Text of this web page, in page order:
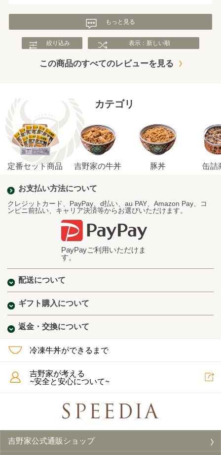
もっと見る
絞り込み 表示：新しい順
この商品のすべてのレビューを見る
カテゴリ
定番セット商品 吉野家の牛丼 豚丼 缶詰
お支払い方法について
クレジットカード、PayPay、d払い、au PAY、Amazon Pay、コ
ンビニ前払い、キャリア決済等からお選びいただけます。
PayPayご利用いただけま
す。
配送について
ギフト購入について
返金・交換について
冷凍牛丼ができるまで
吉野家が考える
~安全と安心について~
吉野家公式通販ショップ